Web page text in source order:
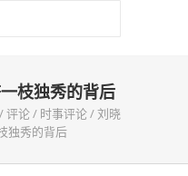
枝独秀的背后
评论/ 时事评论/刘晓
独秀的背后